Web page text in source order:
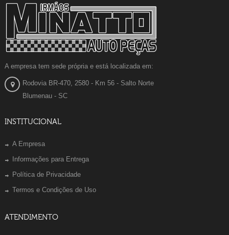
A empresa tem sede própria e está localizada em:
Rodovia BR-470, 2580 - Km 56 - Salto Norte
Blumenau - SC
INSTITUCIONAL
A Empresa
Informações para Entrega
Política de Privacidade
Termos e Condições de Uso
ATENDIMENTO